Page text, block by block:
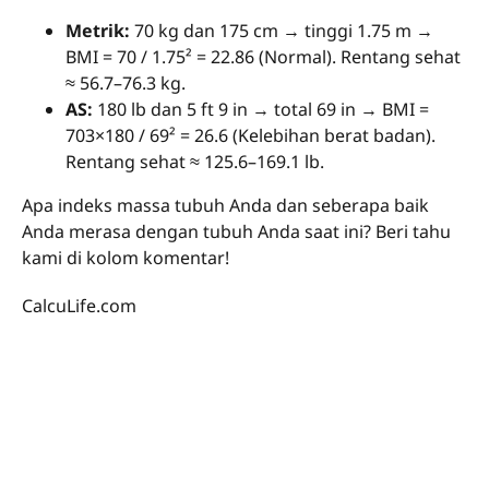
Metrik: 70 kg dan 175 cm → tinggi 1.75 m →
BMI = 70 / 1.75² = 22.86 (Normal). Rentang sehat
≈ 56.7–76.3 kg.
AS: 180 lb dan 5 ft 9 in → total 69 in → BMI =
703×180 / 69² = 26.6 (Kelebihan berat badan).
Rentang sehat ≈ 125.6–169.1 lb.
Apa indeks massa tubuh Anda dan seberapa baik
Anda merasa dengan tubuh Anda saat ini? Beri tahu
kami di kolom komentar!
CalcuLife.com